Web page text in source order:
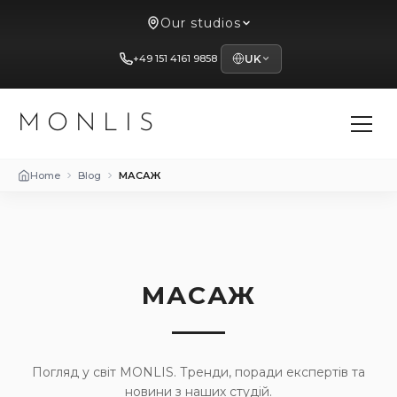
Our studios
+49 151 4161 9858 UK
MONLIS
Home Blog МАСАЖ
МАСАЖ
Погляд у світ MONLIS. Тренди, поради експертів та
новини з наших студій.